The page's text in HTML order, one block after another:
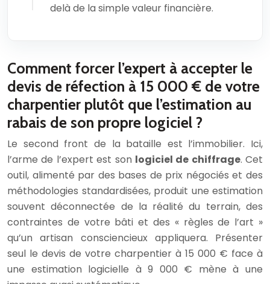
delà de la simple valeur financière.
Comment forcer l’expert à accepter le
devis de réfection à 15 000 € de votre
charpentier plutôt que l’estimation au
rabais de son propre logiciel ?
Le second front de la bataille est l’immobilier. Ici,
l’arme de l’expert est son logiciel de chiffrage. Cet
outil, alimenté par des bases de prix négociés et des
méthodologies standardisées, produit une estimation
souvent déconnectée de la réalité du terrain, des
contraintes de votre bâti et des « règles de l’art »
qu’un artisan consciencieux appliquera. Présenter
seul le devis de votre charpentier à 15 000 € face à
une estimation logicielle à 9 000 € mène à une